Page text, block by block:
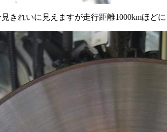
れいに見えますが走行距離1000kmほど